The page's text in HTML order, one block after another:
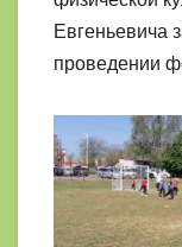
Евгеньевича
проведении